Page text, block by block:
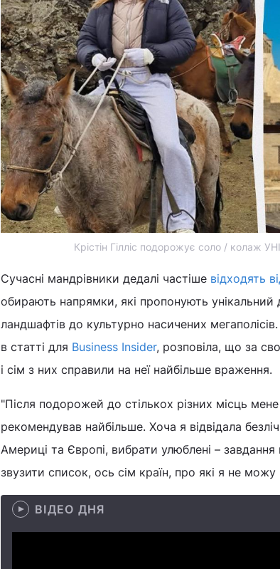
Крістін Гілліс подорожує соло / колаж
Сучасні мандрівники дедалі частіше відходять
обирають напрямки, які пропонують унікальний
ландшафтів до культурно насичених
в статті для Business Insider, розповіла, що за
і сім з них справили на неї найбільше враження.
"Після подорожей до стількох різних місць
рекомендував найбільше. Хоча я відвідала
Америці та Європі, вибрати улюблені –
звузити список, ось сім країн, про які я не
ВІДЕО ДНЯ